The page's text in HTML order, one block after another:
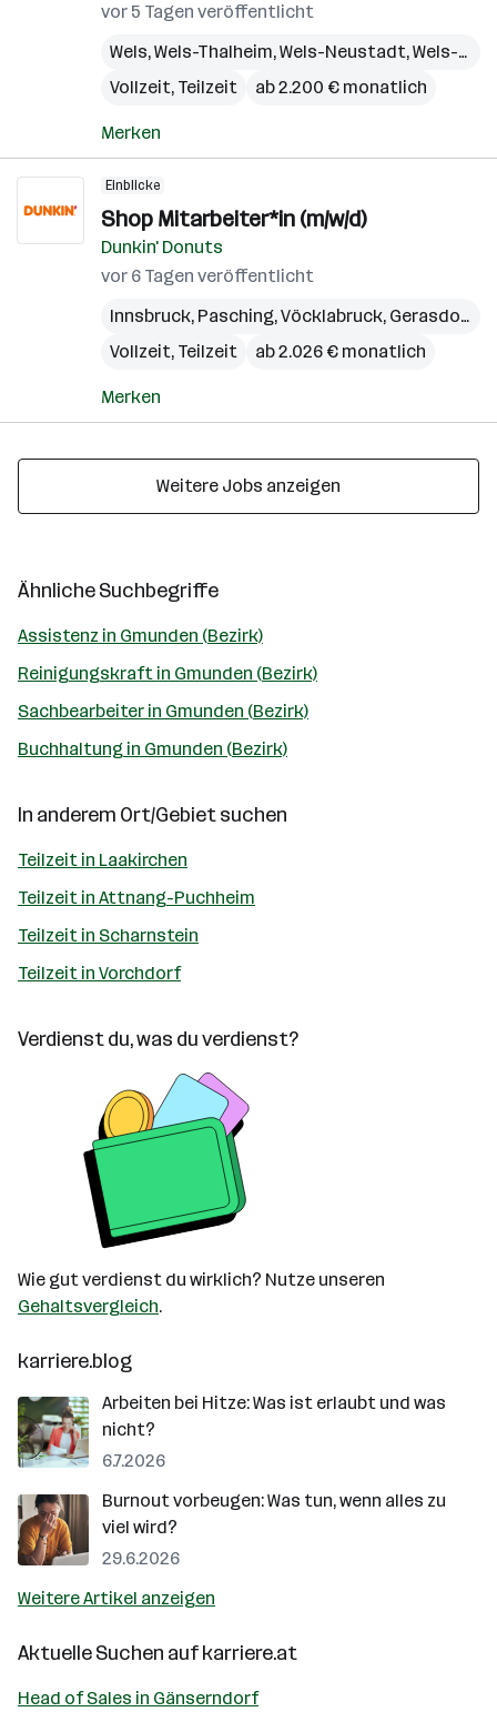
vor 5 Tagen veröffentlicht
Wels,Wels-Thalheim,Wels-Neustadt,Wels-Land (Bezirk)
Vollzeit, Teilzeit
ab 2.200 € monatlich
Merken
Einblicke
Shop Mitarbeiter*in (m/w/d)
Dunkin' Donuts
vor 6 Tagen veröffentlicht
Innsbruck, Pasching,Vöcklabruck, Gerasdorf bei Wien
Vollzeit, Teilzeit
ab 2.026 € monatlich
Merken
Weitere Jobs anzeigen
Ähnliche Suchbegriffe
Assistenz in Gmunden (Bezirk)
Reinigungskraft in Gmunden (Bezirk)
Sachbearbeiter in Gmunden (Bezirk)
Buchhaltung in Gmunden (Bezirk)
In anderem Ort/Gebiet suchen
Teilzeit in Laakirchen
Teilzeit in Attnang-Puchheim
Teilzeit in Scharnstein
Teilzeit in Vorchdorf
Verdienst du, was du verdienst?
Wie gut verdienst du wirklich? Nutze unseren
Gehaltsvergleich.
karriere.blog
Arbeiten bei Hitze: Was ist erlaubt und was
nicht?
6.7.2026
Burnout vorbeugen: Was tun, wenn alles zu
viel wird?
29.6.2026
Weitere Artikel anzeigen
Aktuelle Suchen aufkarriere.at
Head of Sales in Gänserndorf